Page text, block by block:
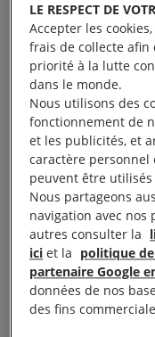
Foire aux livres 1
heures, Place
LE RESPECT DE
Accepter les
frais de collecte
priorité à la lutte
dans le monde.
Nous utilisons des
fonctionnement de
et les publicités, et
caractère personnel
peuvent être
Nous partageons
navigation avec nos
autres consulter la
ici et la politique
partenaire Google
données de nos
des fins